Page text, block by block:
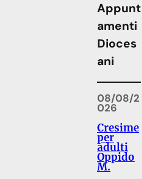
Appunt
amenti
Dioces
ani
08/08/2
026
Cresime
per
adulti
Oppido
M.